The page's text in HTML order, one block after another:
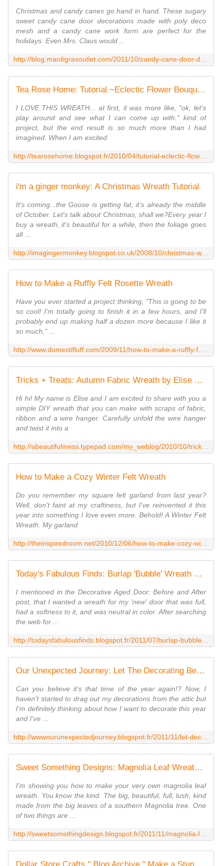
Christmas and candy canes go hand in hand. These sugary
sweet candy cane door decorations made with poly deco
mesh and a candy cane work form are perfect for the
holidays. Even Mrs. Claus would ...
Tea Rose Home: Tutorial ~Eclectic Flower Bouquet Wreath~
I LOVE THIS WREATH... at first, it was more like, "ok, let's
play around and see what I can come up with." kind of
project, but the end result is so much more than I had
imagined. When I am excited
i'm a ginger monkey: A Christmas Wreath Tutorial
It's coming...the Goose is getting fat, it's already the middle
of October. Let's talk about Christmas, shall we?Every year I
buy a wreath, it's beautiful for a while, then the foliage goes
all ...
How to Make a Ruffly Felt Rosette Wreath
Have you ever started a project thinking, "This is going to be
so cool! I'm totally going to finish it in a few hours, and I'll
probably end up making half a dozen more because I like it
so much," ...
Tricks + Treats: Autumn Fabric Wreath by Elise Blaha - A Beautiful Mess
Hi hi! My name is Elise and I am excited to share with you a
simple DIY wreath that you can make with scraps of fabric,
ribbon and a wire hanger. Carefully unfold the wire hanger
and twist it into a
How to Make a Cozy Winter Felt Wreath
Do you remember my square felt garland from last year?
Well, don't faint at my craftiness, but I've reinvented it this
year into something I love even more. Behold! A Winter Felt
Wreath. My garland
Today's Fabulous Finds: Burlap 'Bubble' Wreath Tutorial
I mentioned in the Decorative Aged Door: Before and After
post, that I wanted a wreath for my 'new' door that was full,
had a softness to it, and was neutral in color. After searching
the web for ...
Our Unexpected Journey: Let The Decorating Begin!
Can you believe it's that time of the year again!? Now, I
haven't started to drag out my decorations from the attic but
I'm definitely thinking about how I want to decorate this year
and I've ...
Sweet Something Designs: Magnolia Leaf Wreath (A Tutorial)
I'm showing you how to make your very own magnolia leaf
wreath. You know the kind. The big, beautiful, full, lush, kind
made from the big leaves of a southern Magnolia tree. One
of two things are ...